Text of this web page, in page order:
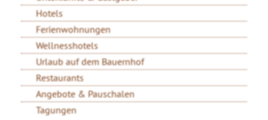
Hotels
Ferienwohnungen
Wellnesshotels
Urlaub auf dem Bauernhof
Restaurants
Angebote & Pauschalen
Tagungen